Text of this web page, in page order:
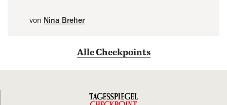
von Nina Breher
Alle Checkpoints